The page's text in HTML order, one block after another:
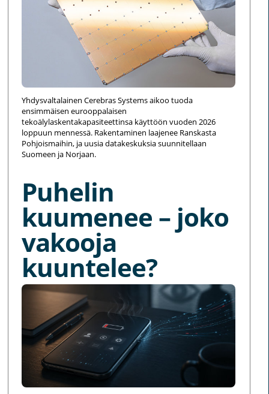
Yhdysvaltalainen Cerebras Systems aikoo tuoda
ensimmäisen eurooppalaisen
tekoälylaskentakapasiteettinsa käyttöön vuoden 2026
loppuun mennessä. Rakentaminen laajenee Ranskasta
Pohjoismaihin, ja uusia datakeskuksia suunnitellaan
Suomeen ja Norjaan.
Puhelin
kuumenee – joko
vakooja
kuuntelee?